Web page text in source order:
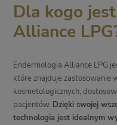
Dla kogo
Alliance
Endermologia Alliance LPG
które znajduje zastosowanie
kosmetologicznych,
pacjentów. Dzięki swojej
technologia jest idealnym